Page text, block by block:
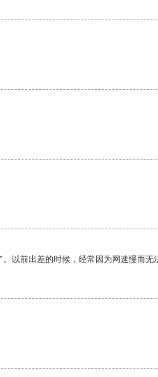
前出差的时候，经常因为网速慢而无